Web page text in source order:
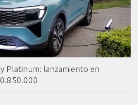
Platinum: lanzamiento en